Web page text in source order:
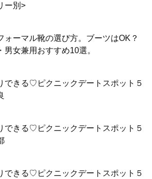
ー別>
ォーマル靴の選び方。ブーツはOK？
男女兼用おすすめ10選。
できる♡ピクニックデートスポット５
できる♡ピクニックデートスポット５
できる♡ピクニックデートスポット５